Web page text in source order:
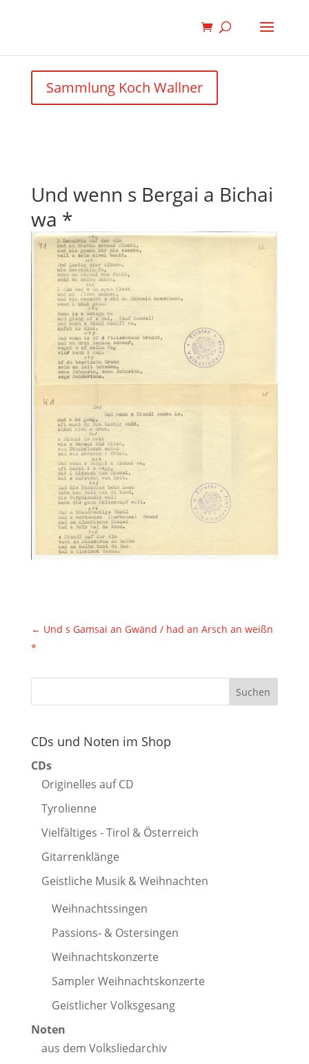
Sammlung Koch Wallner
Und wenn s Bergai a Bichai
wa *
← Und s Gamsai an Gwänd / had an Arsch an weißn
*
CDs und Noten im Shop
CDs
Originelles auf CD
Tyrolienne
Vielfältiges - Tirol & Österreich
Gitarrenklänge
Geistliche Musik & Weihnachten
Weihnachtssingen
Passions- & Ostersingen
Weihnachtskonzerte
Sampler Weihnachtskonzerte
Geistlicher Volksgesang
Noten
aus dem Volksliedarchiv